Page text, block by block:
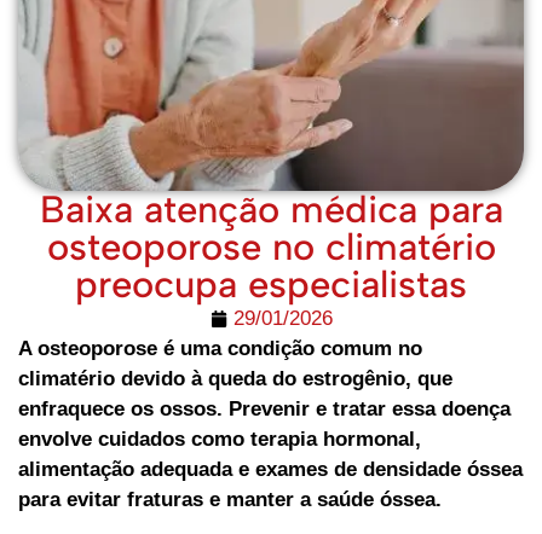
Baixa atenção médica para
osteoporose no climatério
preocupa especialistas
29/01/2026
A osteoporose é uma condição comum no
climatério devido à queda do estrogênio, que
enfraquece os ossos. Prevenir e tratar essa doença
envolve cuidados como terapia hormonal,
alimentação adequada e exames de densidade óssea
para evitar fraturas e manter a saúde óssea.